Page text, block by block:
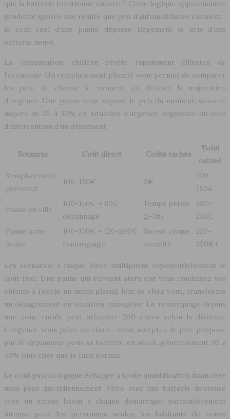
que la batterie fonctionne encore ? Cette logique apparemment
prudente ignore une réalité que peu d’automobilistes calculent :
le coût réel d’une panne dépasse largement le prix d’une
batterie neuve.
La comparaison chiffrée révèle rapidement l’illusion de
l’économie. Un remplacement planifié vous permet de comparer
les prix, de choisir le moment, et d’éviter la majoration
d’urgence. Une panne vous impose le prix du moment, souvent
majoré de 20 à 30% en situation d’urgence, augmenté du coût
d’intervention d’un dépanneur.
Scénario Coût direct Coûts cachés
Total
estimé
Remplacement
préventif
100-150€ 0€
100-
150€
Panne en ville
100-150€ + 80€
dépannage
Temps perdu
(2-3h)
180-
230€
Panne zone
isolée
100-150€ + 120-200€
remorquage
Stress, risque
sécurité
220-
350€+
Les scénarios à risque élevé multiplient exponentiellement le
coût réel. Une panne qui survient alors que vous conduisez vos
enfants à l’école un matin glacial, loin de chez vous, transforme
un désagrément en situation anxiogène. Le remorquage depuis
une zone rurale peut atteindre 200 euros selon la distance.
L’urgence vous prive du choix : vous acceptez le prix proposé
par le dépanneur pour sa batterie en stock, généralement 30 à
40% plus cher que le tarif normal.
Le coût psychologique échappe à toute quantification financière
mais pèse quotidiennement. Vivre avec une batterie douteuse
crée un stress latent à chaque démarrage, particulièrement
intense pour les personnes seules, les habitants de zones